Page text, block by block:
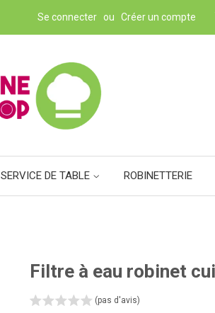
Se connecter ou Créer un compte
SERVICE DE TABLE ROBINETTERIE
Filtre à eau robinet
(pas d'avis)